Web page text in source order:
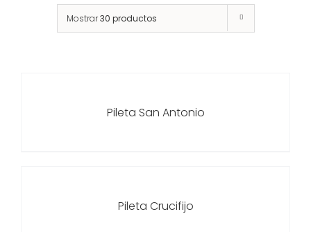
Mostrar30 productos
Pileta San Antonio
Pileta Crucifijo